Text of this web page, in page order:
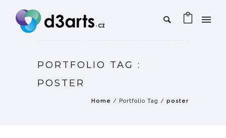
PORTFOLIO TAG :
POSTER
Home / Portfolio Tag / poster